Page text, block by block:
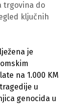
trgovina do
ključnih
je
na 1.000 KM
u
genocida u